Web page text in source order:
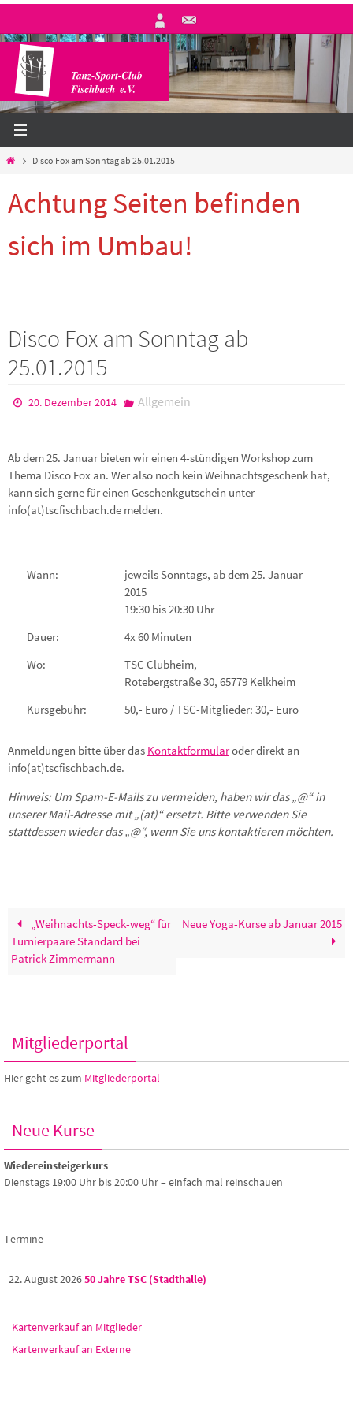
springen
StartDisco Fox am Sonntag ab 25.01.2015
Achtung Seiten befinden
sich im Umbau!
Disco Fox am Sonntag ab
25.01.2015
20. Dezember 2014 Allgemein
Ab dem 25. Januar bieten wir einen 4-stündigen Workshop zum
Thema Disco Fox an. Wer also noch kein Weihnachtsgeschenk hat,
kann sich gerne für einen Geschenkgutschein unter
info(at)tscfischbach.de melden.
Wann:
jeweils Sonntags, ab dem 25. Januar
2015
19:30 bis 20:30 Uhr
Dauer:
4x 60 Minuten
Wo:
TSC Clubheim,
Rotebergstraße 30, 65779 Kelkheim
Kursgebühr:
50,- Euro / TSC-Mitglieder: 30,- Euro
Anmeldungen bitte über das Kontaktformularoder direkt an
info(at)tscfischbach.de.
Hinweis: Um Spam-E-Mails zu vermeiden, haben wir das „@“ in
unserer Mail-Adresse mit „(at)“ ersetzt. Bitte verwenden Sie
stattdessen wieder das „@“, wenn Sie uns kontaktieren möchten.
„Weihnachts-Speck-weg“ für
Turnierpaare Standard bei
Patrick Zimmermann
Neue Yoga-Kurse ab Januar 2015
Mitgliederportal
Hier geht es zum Mitgliederportal
Neue Kurse
Wiedereinsteigerkurs
Dienstags 19:00 Uhr bis 20:00 Uhr – einfach mal reinschauen
Termine
22. August 202650 Jahre TSC (Stadthalle)
Kartenverkauf an Mitglieder
Kartenverkauf an Externe